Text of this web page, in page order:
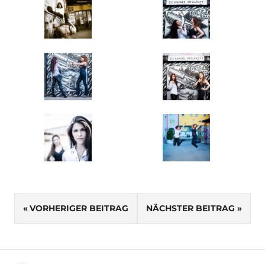
SCHLAGWÖRTER
FOTOSHOOTING
FREUNDSCHAFTSSHOOTING
Beitragsnavigation
VORHERIGER BEITRAG NÄCHSTER BEITRAG